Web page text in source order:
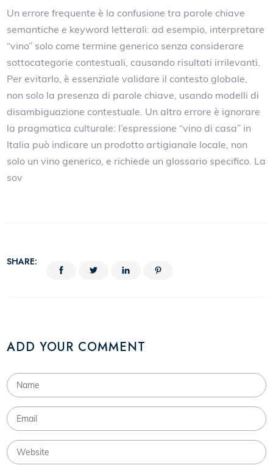
Un errore frequente è la confusione tra parole chiave
semantiche e keyword letterali: ad esempio, interpretare
“vino” solo come termine generico senza considerare
sottocategorie contestuali, causando risultati irrilevanti.
Per evitarlo, è essenziale validare il contesto globale,
non solo la presenza di parole chiave, usando modelli di
disambiguazione contestuale. Un altro errore è ignorare
la pragmatica culturale: l’espressione “vino di casa” in
Italia può indicare un prodotto artigianale locale, non
solo un vino generico, e richiede un glossario specifico. La
sov
SHARE:
ADD YOUR COMMENT